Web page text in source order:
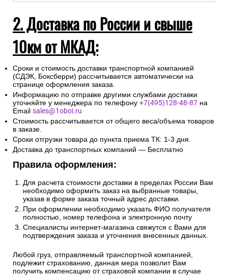
2. Доставка по России и свыше
10км от МКАД:
Сроки и стоимость доставки транспортной компанией
(СДЭК, Боксберри) рассчитывается автоматически на
странице оформления заказа.
Информацию по отправке другими службами доставки
уточняйте у менеджера по телефону +7(495)128-48-87 на
Email sales@1oboi.ru
Стоимость рассчитывается от общего веса/объема товаров
в заказе.
Сроки отгрузки товара до пункта приема ТК: 1-3 дня.
Доставка до транспортных компаний — Бесплатно
Правила оформления:
Для расчета стоимости доставки в пределах России Вам
необходимо оформить заказ на выбранные товары,
указав в форме заказа точный адрес доставки.
При оформлении необходимо указать ФИО получателя
полностью, номер телефона и электронную почту
Специалисты интернет-магазина свяжутся с Вами для
подтверждения заказа и уточнения внесенных данных.
Любой груз, отправляемый транспортной компанией,
подлежит страхованию, данная мера позволит Вам
получить компенсацию от страховой компании в случае